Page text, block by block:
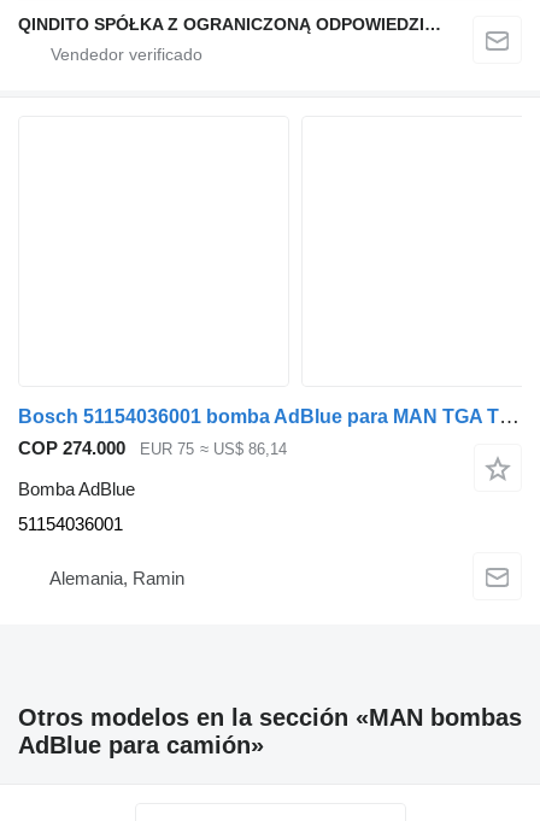
QINDITO SPÓŁKA Z OGRANICZONĄ ODPOWIEDZIALNOŚCIĄ
Bosch 51154036001 bomba AdBlue para MAN TGA TGX camión
COP 274.000 EUR 75 ≈ US$ 86,14
Bomba AdBlue
51154036001
Alemania, Ramin
Otros modelos en la sección «MAN bombas
AdBlue para camión»